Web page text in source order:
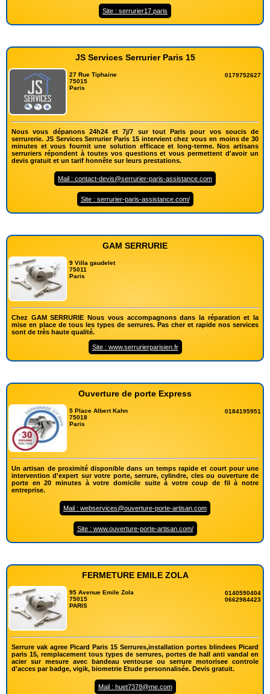
Site : serrurier17.paris
JS Services Serrurier Paris 15
27 Rue Tiphaine
75015
Paris
0179752627
Nous vous dépanons 24h24 et 7j/7 sur tout Paris pour vos soucis de
serrurerie. JS Services Serrurier Paris 15 intervient chez vous en moins de 30
minutes et vous fournit une solution efficace et long-terme. Nos artisans
serruriers répondent à toutes vos questions et vous permettent d'avoir un
devis gratuit et un tarif honnête sur leurs prestations.
Mail : contact-devis@serrurier-paris-assistance.com
Site : serrurier-paris-assistance.com/
GAM SERRURIE
9 Villa gaudelet
75011
Paris
Chez GAM SERRURIE Nous vous accompagnons dans la réparation et la
mise en place de tous les types de serrures. Pas cher et rapide nos services
sont de très haute qualité.
Site : www.serrurierparisien.fr
Ouverture de porte Express
5 Place Albert Kahn
75018
Paris
0184195951
Un artisan de proximité disponible dans un temps rapide et court pour une
intervention d'expert sur votre porte, serrure, cylindre, cles ou ouverture de
porte en 20 minutes à votre domicile suite à votre coup de fil à notre
entreprise.
Mail : webservices@ouverture-porte-artisan.com
Site : www.ouverture-porte-artisan.com/
FERMETURE EMILE ZOLA
95 Avenue Emile Zola
75015
PARIS
0140590404
0662984423
Serrure vak agree Picard Paris 15 Serrures,installation portes blindees Picard
paris 15, remplacement tous types de serrures, portes de hall anti vandal en
acier sur mesure avec bandeau ventouse ou serrure motorisee controle
d'acces par badge, vigik, biometrie Etude personnalisée. Devis gratuit.
Mail : huet7378@me.com